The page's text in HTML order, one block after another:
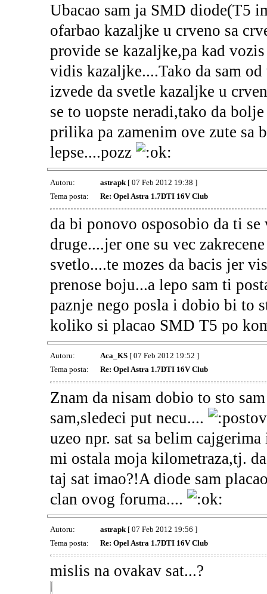
Ubacao sam ja SMD diode(T5
ofarbao kazaljke u crveno sa
provide se kazaljke,pa kad
vidis kazaljke....Tako da sam od
izvede da svetle kazaljke u
se to uopste neradi,tako da
prilika pa zamenim ove zute
lepse....pozz
Autoru: astrapk[ 07 Feb 2012 19:38 ]
Tema posta:
Re: Opel Astra 1.7DTI 16V Club
da bi ponovo osposobio da ti se
druge....jer one su vec
svetlo....te mozes da bacis jer
prenose boju...a lepo sam ti
paznje nego posla i dobio bi to
koliko si placao SMD T5 po
Autoru: Aca_KS[ 07 Feb 2012 19:52 ]
Tema posta:
Re: Opel Astra 1.7DTI 16V Club
Znam da nisam dobio to sto
sam,sledeci put necu....
uzeo npr. sat sa belim
mi ostala moja kilometraza,tj.
taj sat imao?!A diode sam
clan ovog foruma....
Autoru: astrapk[ 07 Feb 2012 19:56 ]
Tema posta:
Re: Opel Astra 1.7DTI 16V Club
mislis na ovakav sat...?